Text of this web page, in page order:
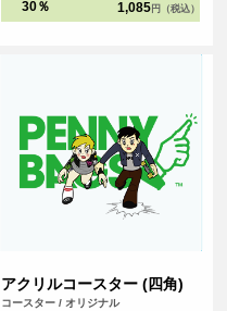
30％ 1,085 円（税込）
アクリルコースター (四角)
コースター / オリジナル